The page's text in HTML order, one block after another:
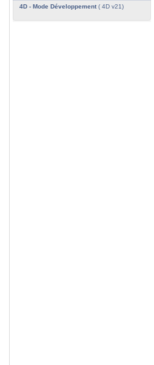
4D - Mode Développement( 4D v21)